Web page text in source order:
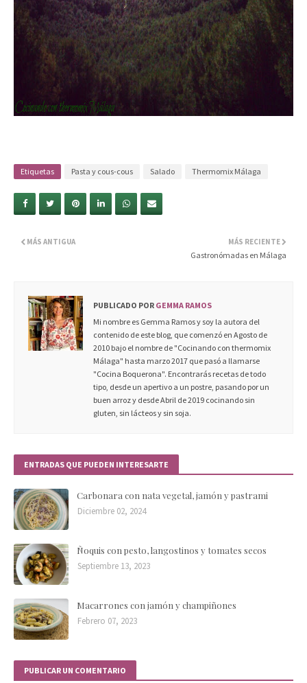
Etiquetas Pasta y cous-cous Salado Thermomix Málaga
MÁS RECIENTE
Gastronómadas en Málaga
MÁS ANTIGUA
PUBLICADO POR GEMMA RAMOS
Mi nombre es Gemma Ramos y soy la autora del
contenido de este blog, que comenzó en Agosto de
2010 bajo el nombre de "Cocinando con thermomix
Málaga" hasta marzo 2017 que pasó a llamarse
"Cocina Boquerona". Encontrarás recetas de todo
tipo, desde un apertivo a un postre, pasando por un
buen arroz y desde Abril de 2019 cocinando sin
gluten, sin lácteos y sin soja.
ENTRADAS QUE PUEDEN INTERESARTE
Carbonara con nata vegetal, jamón y pastrami
Diciembre 02, 2024
Ñoquis con pesto, langostinos y tomates secos
Septiembre 13, 2023
Macarrones con jamón y champiñones
Febrero 07, 2023
PUBLICAR UN COMENTARIO